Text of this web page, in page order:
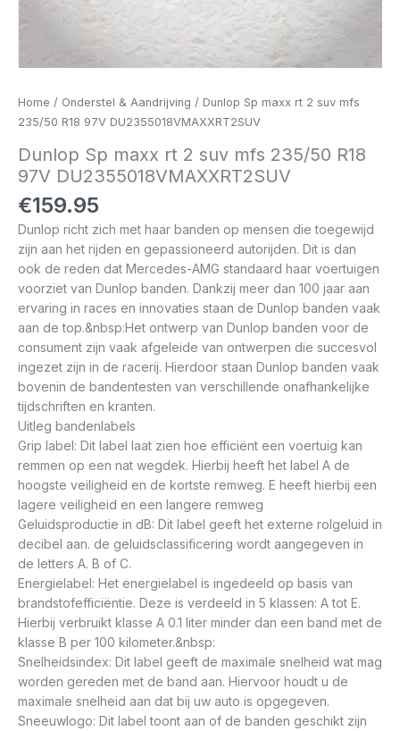
Home / Onderstel & Aandrijving / Dunlop Sp maxx rt 2 suv mfs
235/50 R18 97V DU2355018VMAXXRT2SUV
Dunlop Sp maxx rt 2 suv mfs 235/50 R18
97V DU2355018VMAXXRT2SUV
€159.95
Dunlop richt zich met haar banden op mensen die toegewijd
zijn aan het rijden en gepassioneerd autorijden. Dit is dan
ook de reden dat Mercedes-AMG standaard haar voertuigen
voorziet van Dunlop banden. Dankzij meer dan 100 jaar aan
ervaring in races en innovaties staan de Dunlop banden vaak
aan de top.&nbsp:Het ontwerp van Dunlop banden voor de
consument zijn vaak afgeleide van ontwerpen die succesvol
ingezet zijn in de racerij. Hierdoor staan Dunlop banden vaak
bovenin de bandentesten van verschillende onafhankelijke
tijdschriften en kranten.
Uitleg bandenlabels
Grip label: Dit label laat zien hoe efficiënt een voertuig kan
remmen op een nat wegdek. Hierbij heeft het label A de
hoogste veiligheid en de kortste remweg. E heeft hierbij een
lagere veiligheid en een langere remweg
Geluidsproductie in dB: Dit label geeft het externe rolgeluid in
decibel aan. de geluidsclassificering wordt aangegeven in
de letters A. B of C.
Energielabel: Het energielabel is ingedeeld op basis van
brandstofefficiëntie. Deze is verdeeld in 5 klassen: A tot E.
Hierbij verbruikt klasse A 0.1 liter minder dan een band met de
klasse B per 100 kilometer.&nbsp:
Snelheidsindex: Dit label geeft de maximale snelheid wat mag
worden gereden met de band aan. Hiervoor houdt u de
maximale snelheid aan dat bij uw auto is opgegeven.
Sneeuwlogo: Dit label toont aan of de banden geschikt zijn